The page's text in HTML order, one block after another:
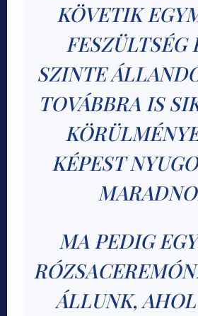
KÖVETIK
FESZÜLTSÉG
SZINTE
TOVÁBBRA IS
KÉPEST
MA PEDIG
ÁLLUNK,